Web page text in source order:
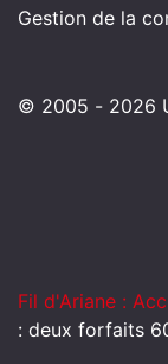
Gestion de la
© 2005 - 2026
Fil d'Ariane :
: deux forfaits